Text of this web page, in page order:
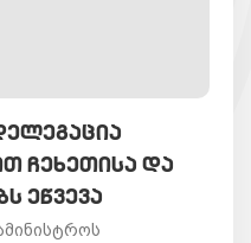
ᲩᲔᲮᲔᲗᲘᲡᲐ ᲓᲐ
ᲔᲬᲕᲔᲕᲐ